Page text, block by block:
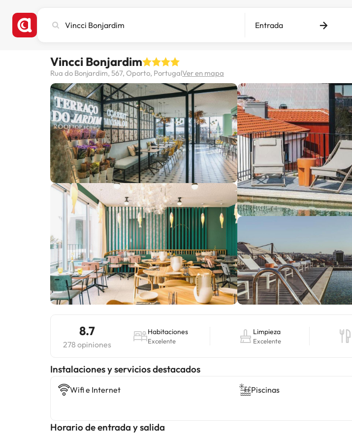
ciudad,
destino
Entrada
Vincci Bonjardim
Rua do Bonjardim, 567, Oporto, PortugalVer en mapa
8.7
278 opiniones
Habitaciones
Excelente
Limpieza
Excelente
Instalaciones y servicios destacados
Wifi e Internet Piscinas
Horario de entrada y salida